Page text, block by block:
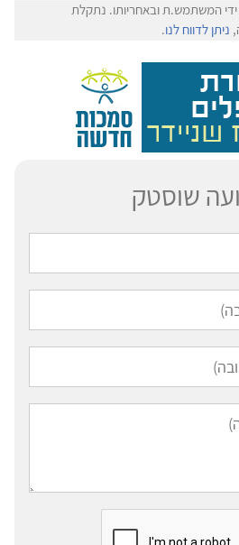
ידי המשתמש.ת ובאחריותו. נתקלת
ניתן לדווח לנו.
שוסטק